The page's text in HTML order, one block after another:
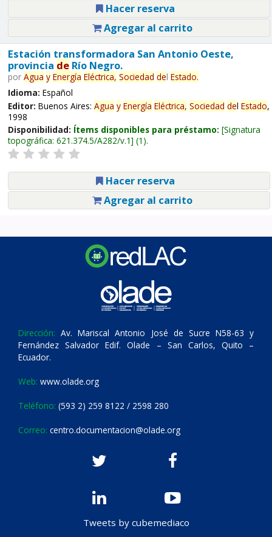
Hacer reserva
Agregar al carrito
Estación transformadora San Antonio Oeste,
provincia deRío Negro.
por Agua y Energía Eléctrica, Sociedad del Estado.
Idioma: Español
Editor: Buenos Aires: Agua y Energía Eléctrica, Sociedad del Estado,
1998
Disponibilidad: Ítems disponibles para préstamo: Signatura
topográfica: 621.374.5/A282/v.1 (1).
Hacer reserva
Agregar al carrito
Dirección: Av. Mariscal Antonio José de Sucre N58-63 y
Fernández Salvador Edif. Olade – San Carlos, Quito –
Ecuador.
Web: www.olade.org
Teléfono: (593 2) 259 8122 / 2598 280
Correo: centro.documentacion@olade.org
Tweets by cubemediaco